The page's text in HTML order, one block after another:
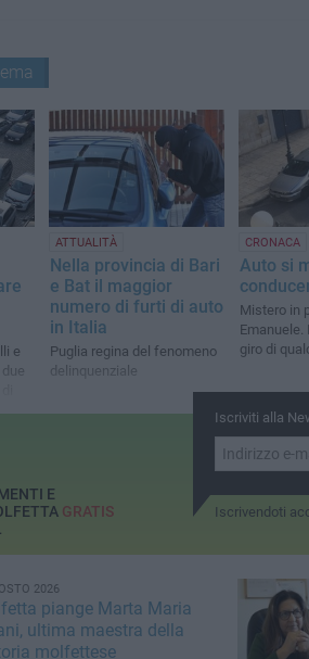
e
ATTUALITÀ
Nella provincia di Bari
e Bat il maggior
numero di furti di auto
in Italia
Puglia regina del fenomeno
delinquenziale
CRONACA
Auto si
Mistero in
Emanuele.
giro di
Iscriviti alla
Iscrivendoti
E
GRATIS
2026
piange Marta Maria
ultima maestra della
molfettese